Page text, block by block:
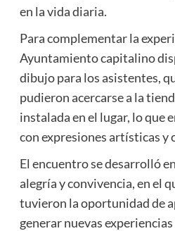
en la vida diaria.
Para complementar la
Ayuntamiento capitalino
dibujo para los asistentes,
pudieron acercarse a la
instalada en el lugar, lo que
con expresiones artísticas y
El encuentro se desarrolló
alegría y convivencia, en el
tuvieron la oportunidad de
generar nuevas